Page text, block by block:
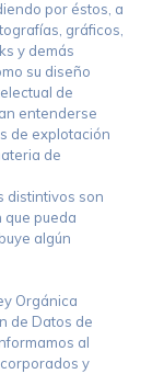
por éstos, a
gráficos,
y demás
su diseño
de
entenderse
de explotación
de
distintivos son
que pueda
algún
Orgánica
de Datos de
al
y